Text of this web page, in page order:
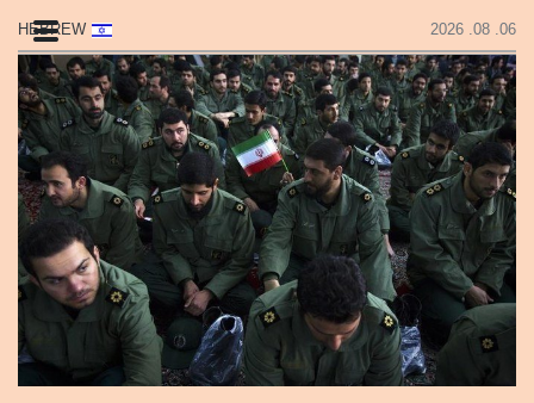
06. 08. 2026
HEBREW